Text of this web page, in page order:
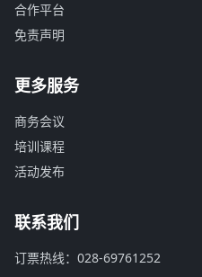
合作平台
免责声明
更多服务
商务会议
培训课程
活动发布
联系我们
订票热线：028-69761252